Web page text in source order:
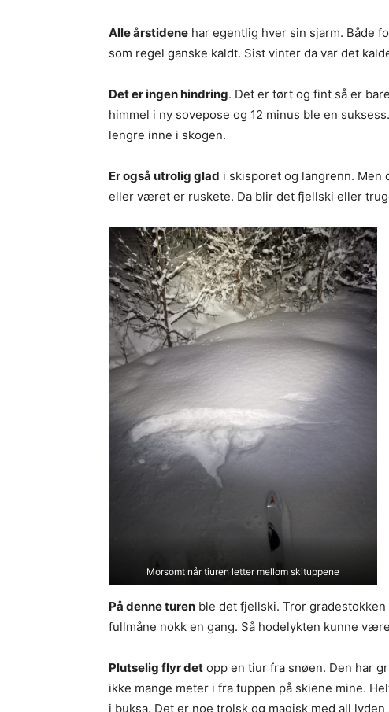
Alle årstidene har egentlig hver sin sjarm. Både
som regel ganske kaldt. Sist vinter da var det
Det er ingen hindring. Det er tørt og fint så er
himmel i ny sovepose og 12 minus ble en
lengre inne i skogen.
Er også utrolig glad i skisporet og langrenn.
eller været er ruskete. Da blir det fjellski eller
Morsomt når tiuren letter mellom skituppene
På denne turen ble det fjellski. Tror
fullmåne nokk en gang. Så hodelykten kunne
Plutselig flyr det opp en tiur fra snøen. Den har
ikke mange meter i fra tuppen på skiene mine.
i buksa. Det er noe trolsk og magisk med all